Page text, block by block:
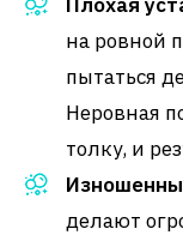
на ровной
пытаться
Неровная
толку, и
делают